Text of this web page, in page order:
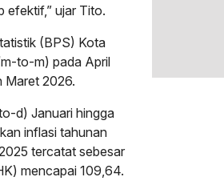
efektif,” ujar Tito.
(BPS) Kota
to-m) pada April
Maret 2026.
d) Januari hingga
inflasi tahunan
tercatat sebesar
mencapai 109,64.